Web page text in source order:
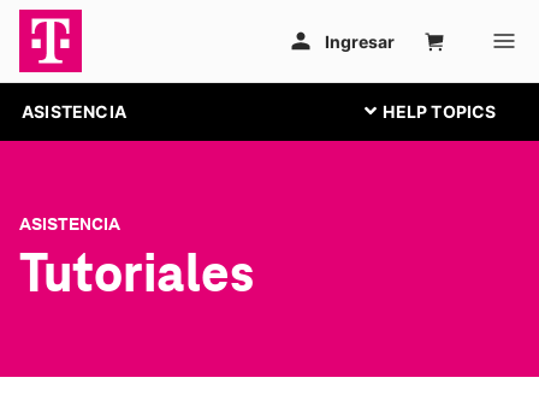
ASISTENCIA
ASISTENCIA
Tutoriales